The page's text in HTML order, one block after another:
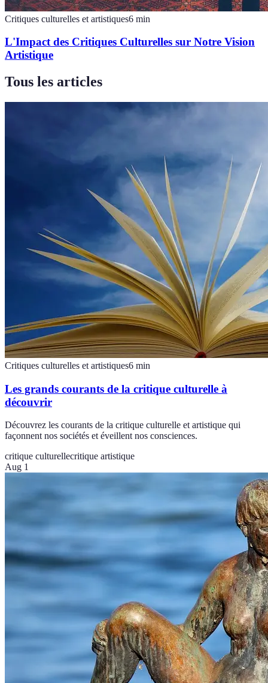
Critiques culturelles et artistiques6 min
L'Impact des Critiques Culturelles sur Notre Vision
Artistique
Tous les articles
Critiques culturelles et artistiques6 min
Les grands courants de la critique culturelle à
découvrir
Découvrez les courants de la critique culturelle et artistique qui
façonnent nos sociétés et éveillent nos consciences.
critique culturellecritique artistique
Aug 1